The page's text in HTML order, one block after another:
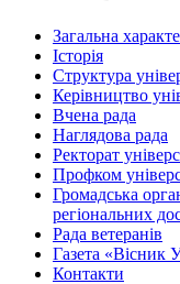
Загальна
Історія
Структура
Керівництво
Вчена рада
Наглядова рада
Ректорат
Профком
Громадська
регіональних
Рада ветеранів
Газета «Вісник
Контакти